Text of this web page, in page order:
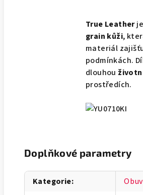
True Leather
grain kůži,
materiál
podmínkách.
dlouhou
prostředích.
Doplňkové parametry
Kategorie:
Obuv